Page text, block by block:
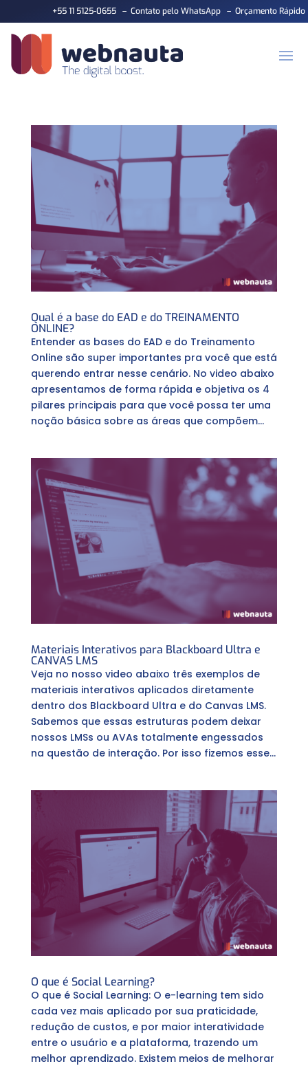
+55 11 5125-0655– Contato pelo WhatsApp– Orçamento Rápido
Qual é a base do EAD e do TREINAMENTO
ONLINE?
Entender as bases do EAD e do Treinamento
Online são super importantes pra você que está
querendo entrar nesse cenário. No video abaixo
apresentamos de forma rápida e objetiva os 4
pilares principais para que você possa ter uma
noção básica sobre as áreas que compõem...
Materiais Interativos para Blackboard Ultra e
CANVAS LMS
Veja no nosso video abaixo três exemplos de
materiais interativos aplicados diretamente
dentro dos Blackboard Ultra e do Canvas LMS.
Sabemos que essas estruturas podem deixar
nossos LMSs ou AVAs totalmente engessados
na questão de interação. Por isso fizemos esse...
O que é Social Learning?
O que é Social Learning: O e-learning tem sido
cada vez mais aplicado por sua praticidade,
redução de custos, e por maior interatividade
entre o usuário e a plataforma, trazendo um
melhor aprendizado. Existem meios de melhorar